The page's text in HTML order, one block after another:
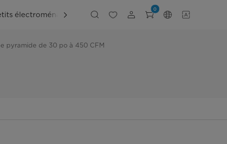
électroménagers Explorer Soutien
0
pyramide de 30 po à 450 CFM